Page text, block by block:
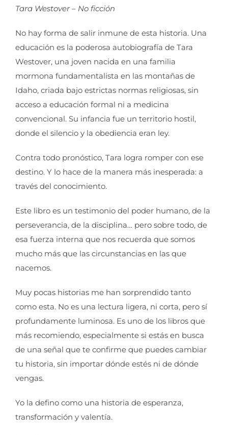
Tara Westover – No ficción
No hay forma de salir inmune de esta historia. Una
educación es la poderosa autobiografía de Tara
Westover, una joven nacida en una familia
mormona fundamentalista en las montañas de
Idaho, criada bajo estrictas normas religiosas, sin
acceso a educación formal ni a medicina
convencional. Su infancia fue un territorio hostil,
donde el silencio y la obediencia eran ley.
Contra todo pronóstico, Tara logra romper con ese
destino. Y lo hace de la manera más inesperada: a
través del conocimiento.
Este libro es un testimonio del poder humano, de la
perseverancia, de la disciplina… pero sobre todo, de
esa fuerza interna que nos recuerda que somos
mucho más que las circunstancias en las que
nacemos.
Muy pocas historias me han sorprendido tanto
como esta. No es una lectura ligera, ni corta, pero sí
profundamente luminosa. Es uno de los libros que
más recomiendo, especialmente si estás en busca
de una señal que te confirme que puedes cambiar
tu historia, sin importar dónde estés ni de dónde
vengas.
Yo la defino como una historia de esperanza,
transformación y valentía.